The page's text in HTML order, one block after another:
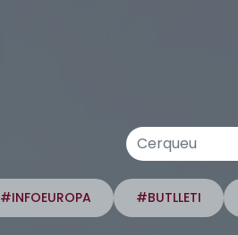
#INFOEUROPA #BUTLLETI